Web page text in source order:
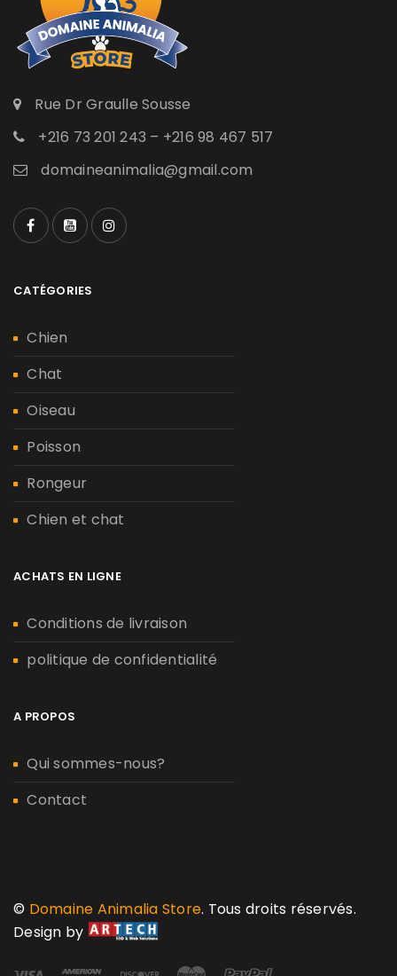
Rue Dr Graulle Sousse
+216 73 201 243 – +216 98 467 517
domaineanimalia@gmail.com
CATÉGORIES
Chien
Chat
Oiseau
Poisson
Rongeur
Chien et chat
ACHATS EN LIGNE
Conditions de livraison
politique de confidentialité
A PROPOS
Qui sommes-nous?
Contact
© Domaine Animalia Store. Tous droits réservés.
Design by